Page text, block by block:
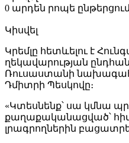
0 արդեն րոպե
Կիսվել
Կրեմլը հետևելու է
ղեկավարության
Ռուսաստանի
Դմիտրի Պեսկովը։
«Կտեսնենք՝ սա կմնա
քաղաքականացված՝
լրագրողներին